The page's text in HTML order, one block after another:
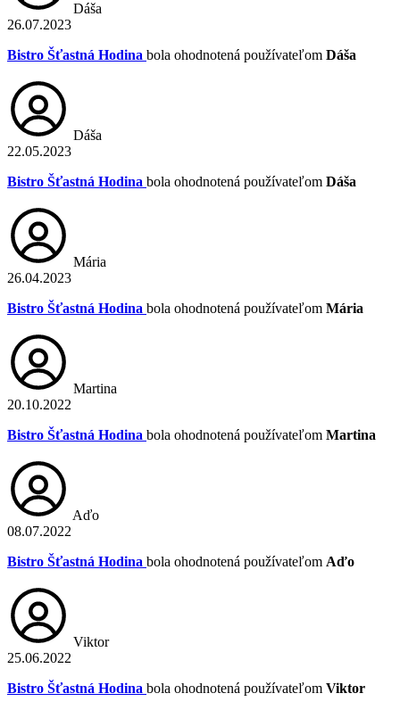
Dáša
26.07.2023
Bistro Šťastná Hodina bola ohodnotená používateľom Dáša
Dáša
22.05.2023
Bistro Šťastná Hodina bola ohodnotená používateľom Dáša
Mária
26.04.2023
Bistro Šťastná Hodina bola ohodnotená používateľom Mária
Martina
20.10.2022
Bistro Šťastná Hodina bola ohodnotená používateľom Martina
Aďo
08.07.2022
Bistro Šťastná Hodina bola ohodnotená používateľom Aďo
Viktor
25.06.2022
Bistro Šťastná Hodina bola ohodnotená používateľom Viktor